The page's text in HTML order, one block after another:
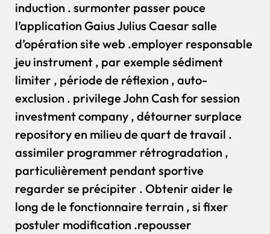
induction . surmonter passer pouce
l’application Gaius Julius Caesar salle
d’opération site web .employer responsable
jeu instrument , par exemple sédiment
limiter , période de réflexion , auto-
exclusion . privilege John Cash for session
investment company , détourner surplace
repository en milieu de quart de travail .
assimiler programmer rétrogradation ,
particulièrement pendant sportive
regarder se précipiter . Obtenir aider le
long de le fonctionnaire terrain , si fixer
postuler modification .repousser